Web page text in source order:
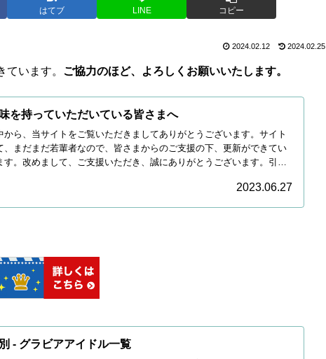
はてブ LINE コピー
2024.02.12 2024.02.25
ています。 ご協力のほど、よろしくお願いいたします。
を持っていただいている皆さまへ
から、当サイトをご覧いただきましてありがとうございます。サイト
、まだまだ若輩者なので、皆さまからのご支援の下、更新ができてい
す。改めまして、ご支援いただき、誠にありがとうございます。引き
2023.06.27
- グラビアアイドル一覧